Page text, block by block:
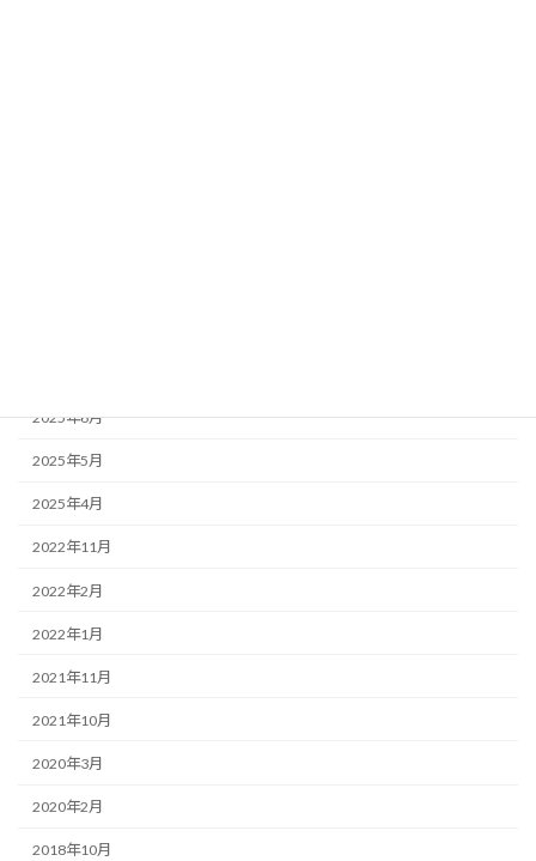
2025年6月
2025年5月
2025年4月
2022年11月
2022年2月
2022年1月
2021年11月
2021年10月
2020年3月
2020年2月
2018年10月